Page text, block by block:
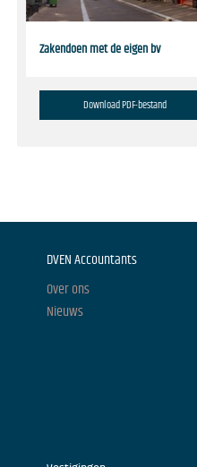
Zakendoen met de eigen bv
Download PDF-bestand
DVEN Accountants
Over ons
Nieuws